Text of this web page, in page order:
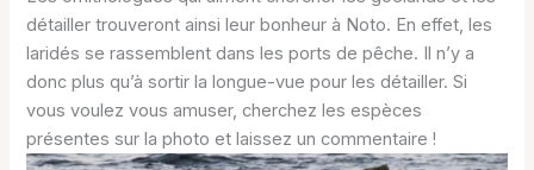
détailler trouveront ainsi leur bonheur à Noto. En effet, les
laridés se rassemblent dans les ports de pêche. Il n’y a
donc plus qu’à sortir la longue-vue pour les détailler. Si
vous voulez vous amuser, cherchez les espèces
présentes sur la photo et laissez un commentaire !